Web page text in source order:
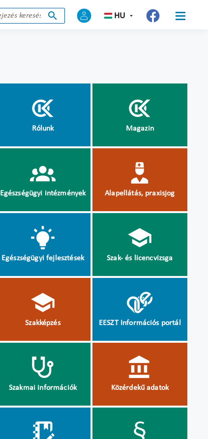
HU
Rólunk Magazin
Egészségügyi intézmények Alapellátás, praxisjog
Egészségügyi fejlesztések Szak- és licencvizsga
Szakképzés EESZT Információs portál
Szakmai információk Közérdekű adatok